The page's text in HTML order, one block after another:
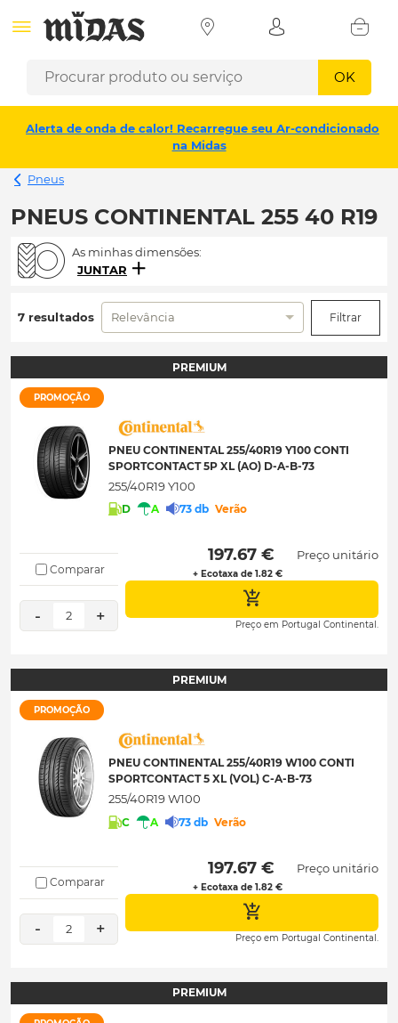
OK
Alerta de onda de calor! Recarregue seu Ar-condicionado
na Midas
Pneus
PNEUS CONTINENTAL 255 40 R19
As minhas dimensões:
JUNTAR
7 resultados Relevância Filtrar
PREMIUM
PROMOÇÃO
PNEU CONTINENTAL 255/40R19 Y100 CONTI
SPORTCONTACT 5P XL (AO) D-A-B-73
255/40R19 Y100
D A 73 db Verão
Comparar
- 2 +
197.67 €
+ Ecotaxa de 1.82 €
Preço unitário
Preço em Portugal Continental.
PREMIUM
PROMOÇÃO
PNEU CONTINENTAL 255/40R19 W100 CONTI
SPORTCONTACT 5 XL (VOL) C-A-B-73
255/40R19 W100
C A 73 db Verão
Comparar
- 2 +
197.67 €
+ Ecotaxa de 1.82 €
Preço unitário
Preço em Portugal Continental.
PREMIUM